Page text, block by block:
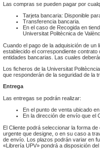
Las compras se pueden pagar por
Tarjeta bancaria: Disponible
Transferencia bancaria.
En el caso de Recogida en
Universitat Politècnica de
Cuando el pago de la adquisición de
establecido el correspondiente
entidades bancarias. Las cuales
Los ficheros de la Universitat
que responderán de la seguridad de la
Entrega
Las entregas se podrán realizar:
En el punto de venta ubicado
En la dirección de envío que el
El Cliente podrá seleccionar la forma
urgente que designe, o en su caso a
de envío. Los plazos podrán variar en
«Librería UPV» pondrá a disposición